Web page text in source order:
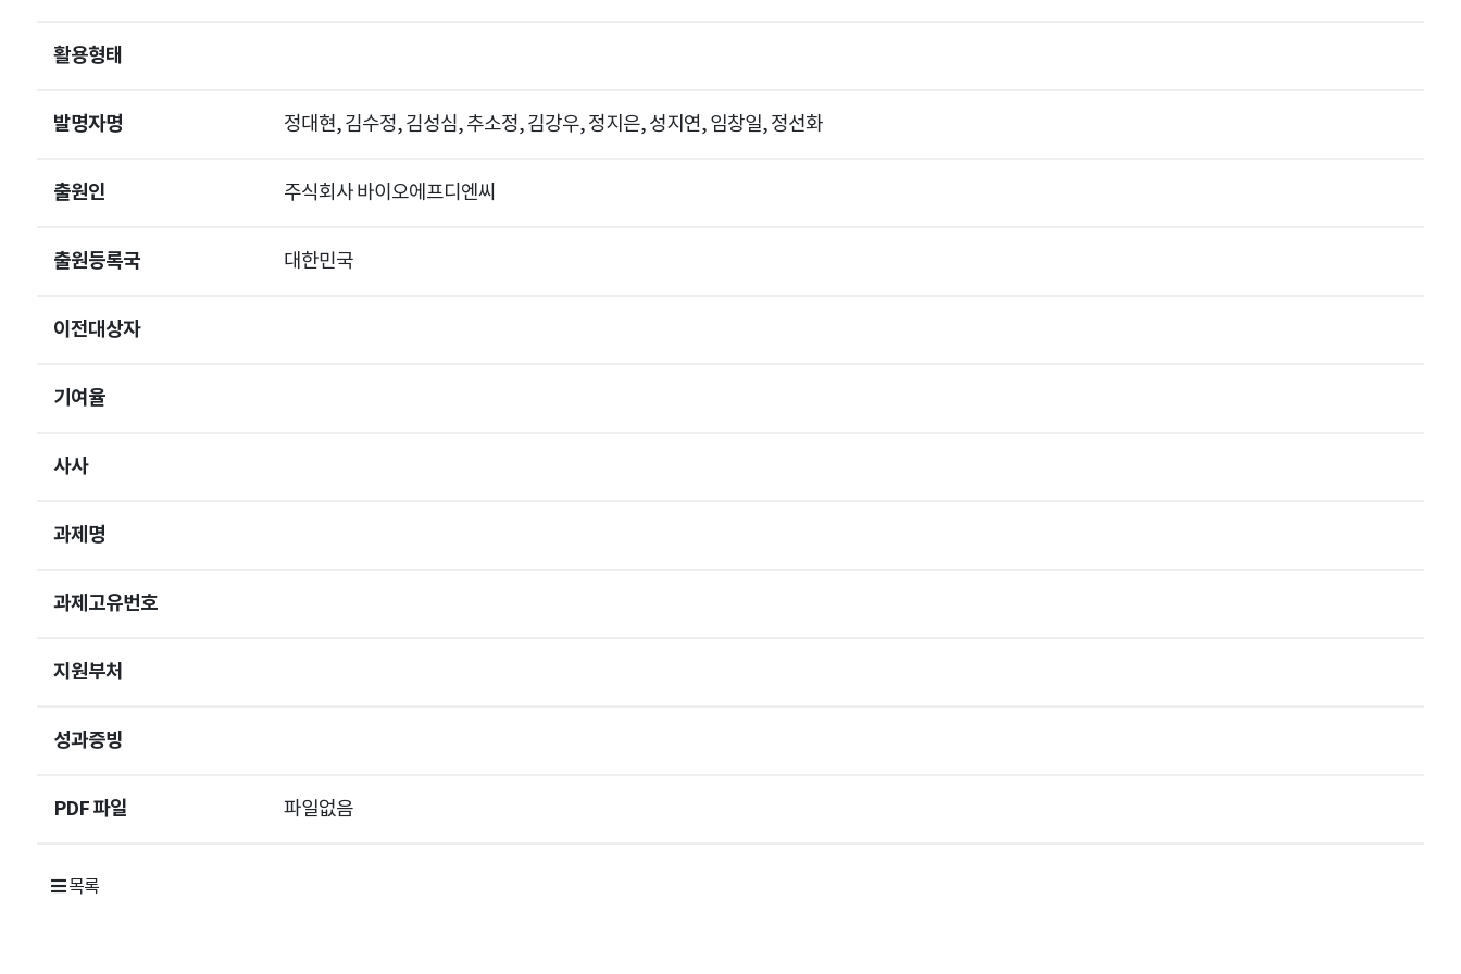
활용형태
발명자명 정대현, 김수정, 김성심, 추소정, 김강우, 정지은, 성지연, 임창일, 정선화
출원인 주식회사 바이오에프디엔씨
출원등록국 대한민국
이전대상자
기여율
사사
과제명
과제고유번호
지원부처
성과증빙
PDF 파일 파일없음
목록